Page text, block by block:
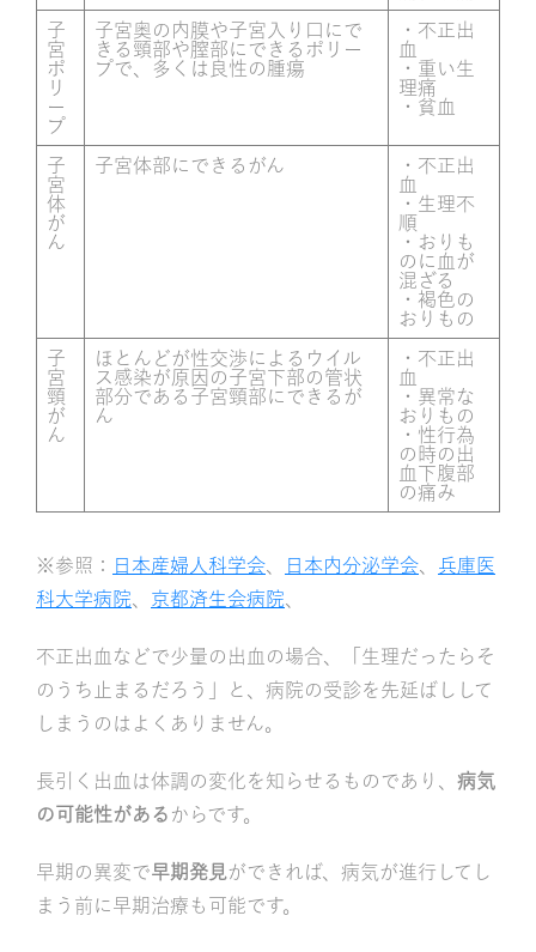
子
宮
ポ
リ
ー
プ
子宮奥の内膜や子宮入り口にで
きる頸部や膣部にできるポリー
プで、多くは良性の腫瘍
・不正出
血
・重い生
理痛
・貧血
子
宮
体
が
ん
子宮体部にできるがん
・不正出
血
・生理不
順
・おりも
のに血が
混ざる
・褐色の
おりもの
子
宮
頸
が
ん
ほとんどが性交渉によるウイル
ス感染が原因の子宮下部の管状
部分である子宮頸部にできるが
ん
・不正出
血
・異常な
おりもの
・性行為
の時の出
血下腹部
の痛み
※参照： 日本産婦人科学会 日本内分泌学会
兵庫医
科大学病院
京都済生会病院
不正出血などで少量の出血の場合、「生理だったらそ
のうち止まるだろう」と、病院の受診を先延ばしして
しまうのはよくありません。
長引く出血は体調の変化を知らせるものであり、 病気
の可能性がある からです。
早期の異変で早期発見ができれば、病気が進行してし
まう前に早期治療も可能です。